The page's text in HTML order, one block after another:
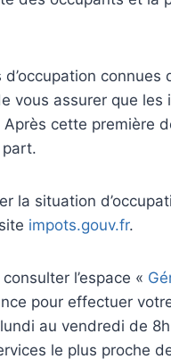
vous assurer que
cette première
la situation
impots.gouv.fr.
l’espace «
pour effectuer
au vendredi de
le plus proche